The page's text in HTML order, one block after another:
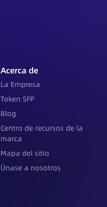
Acerca de
La Empresa
Token SFP
Blog
Centro de recursos de la
marca
Mapa del sitio
Únase a nosotros